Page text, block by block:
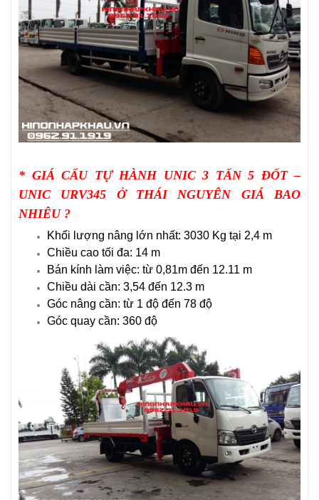
* GIÁ CẨU TỰ HÀNH UNIC 3 TẤN 5 ĐỐT –
UNIC URV345 Ở THÁI NGUYÊN GIÁ BAO
NHIÊU ?
Khối lượng nâng lớn nhất: 3030 Kg tại 2,4 m
Chiều cao tối đa: 14 m
Bán kính làm việc: từ 0,81m đến 12.11 m
Chiều dài cần: 3,54 đến 12.3 m
Góc nâng cần: từ 1 độ đến 78 độ
Góc quay cần: 360 độ